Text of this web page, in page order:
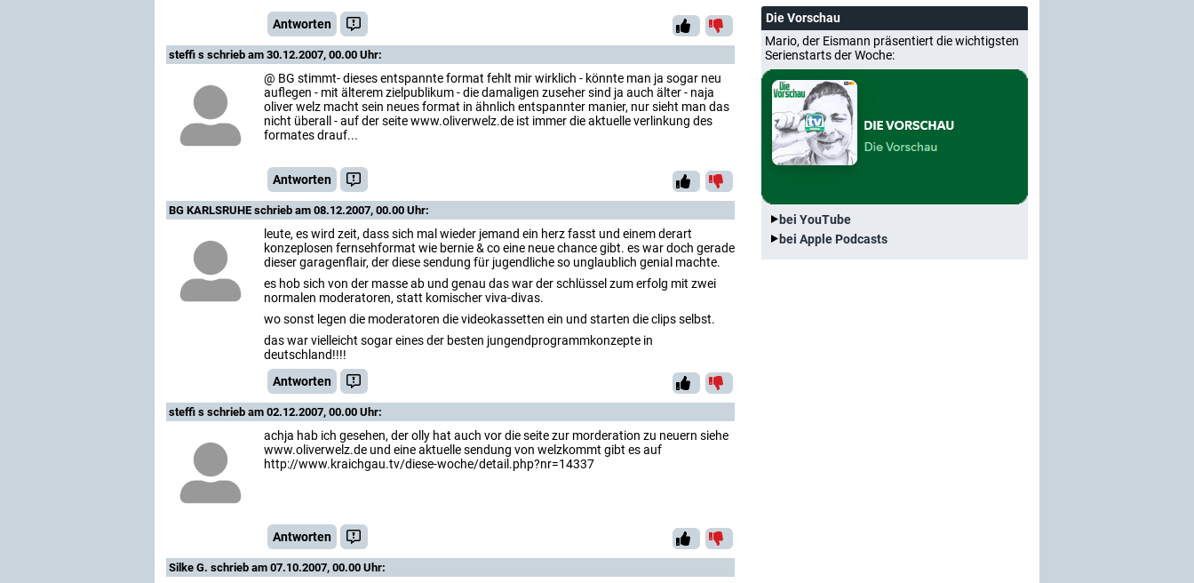
Antworten
steffi s schrieb am 30.12.2007, 00.00 Uhr:
@ BG stimmt- dieses entspannte format fehlt mir wirklich - könnte man ja sogar neu
auflegen - mit älterem zielpublikum - die damaligen zuseher sind ja auch älter - naja
oliver welz macht sein neues format in ähnlich entspannter manier, nur sieht man das
nicht überall - auf der seite www.oliverwelz.de ist immer die aktuelle verlinkung des
formates drauf...
Antworten
BG KARLSRUHE schrieb am 08.12.2007, 00.00 Uhr:
leute, es wird zeit, dass sich mal wieder jemand ein herz fasst und einem derart
konzeplosen fernsehformat wie bernie & co eine neue chance gibt. es war doch gerade
dieser garagenflair, der diese sendung für jugendliche so unglaublich genial machte.
es hob sich von der masse ab und genau das war der schlüssel zum erfolg mit zwei
normalen moderatoren, statt komischer viva-divas.
wo sonst legen die moderatoren die videokassetten ein und starten die clips selbst.
das war vielleicht sogar eines der besten jungendprogrammkonzepte in
deutschland!!!!
Antworten
steffi s schrieb am 02.12.2007, 00.00 Uhr:
achja hab ich gesehen, der olly hat auch vor die seite zur morderation zu neuern siehe
www.oliverwelz.de und eine aktuelle sendung von welzkommt gibt es auf
http://www.kraichgau.tv/diese-woche/detail.php?nr=14337
Antworten
Silke G. schrieb am 07.10.2007, 00.00 Uhr:
Die Vorschau
Mario, der Eismann präsentiert die wichtigsten
Serienstarts der Woche:
bei YouTube
bei Apple Podcasts